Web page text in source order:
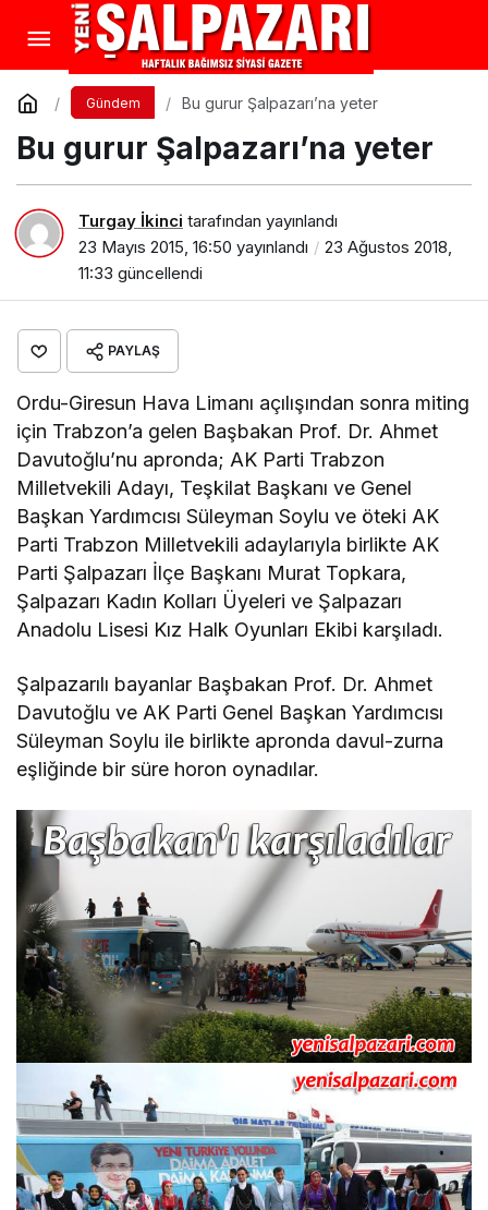
Gündem Bu gurur Şalpazarı’na yeter
Bu gurur Şalpazarı’na yeter
Turgay İkinci tarafından yayınlandı
23 Mayıs 2015, 16:50 yayınlandı
23 Ağustos 2018,
11:33 güncellendi
PAYLAŞ
Ordu-Giresun Hava Limanı açılışından sonra miting
için Trabzon’a gelen Başbakan Prof. Dr. Ahmet
Davutoğlu’nu apronda; AK Parti Trabzon
Milletvekili Adayı, Teşkilat Başkanı ve Genel
Başkan Yardımcısı Süleyman Soylu ve öteki AK
Parti Trabzon Milletvekili adaylarıyla birlikte AK
Parti Şalpazarı İlçe Başkanı Murat Topkara,
Şalpazarı Kadın Kolları Üyeleri ve Şalpazarı
Anadolu Lisesi Kız Halk Oyunları Ekibi karşıladı.
Şalpazarılı bayanlar Başbakan Prof. Dr. Ahmet
Davutoğlu ve AK Parti Genel Başkan Yardımcısı
Süleyman Soylu ile birlikte apronda davul-zurna
eşliğinde bir süre horon oynadılar.